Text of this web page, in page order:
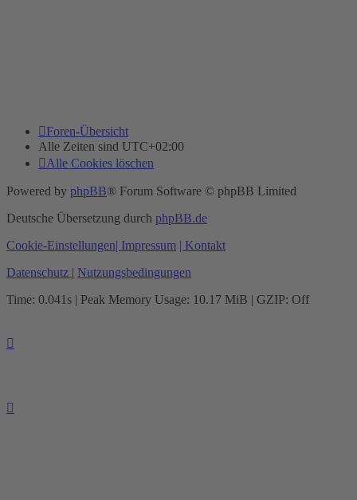
Foren-Übersicht
Alle Zeiten sind UTC+02:00
Alle Cookies löschen
Powered by phpBB® Forum Software © phpBB Limited
Deutsche Übersetzung durch phpBB.de
Cookie-Einstellungen| Impressum | Kontakt
Datenschutz | Nutzungsbedingungen
Time: 0.041s | Peak Memory Usage: 10.17 MiB | GZIP: Off